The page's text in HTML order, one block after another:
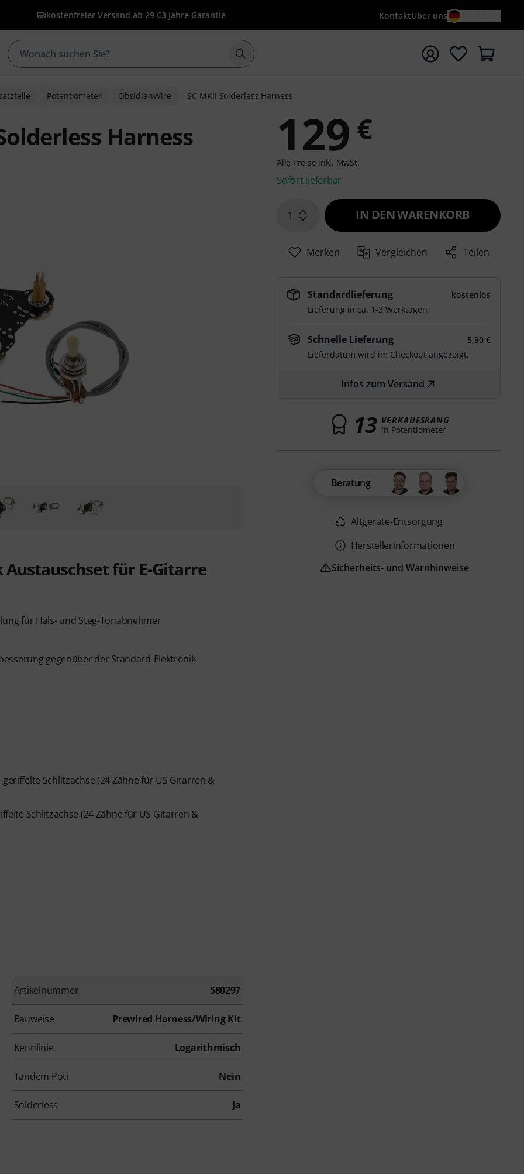
kostenfreier Versand ab 29 €3 Jahre Garantie KontaktÜber uns
Suche mit Suchwort {searchTerm} starten
Potentiometer ObsidianWire SC MKII Solderless Harness
Harness
für E-Gitarre
für Hals- und Steg-Tonabnehmer
gegenüber der Standard-Elektronik
Schlitzachse (24 Zähne für US Gitarren &
Schlitzachse (24 Zähne für US Gitarren &
Artikelnummer 580297
Bauweise Prewired Harness/Wiring Kit
Kennlinie Logarithmisch
Tandem Poti Nein
Solderless Ja
129 €
Alle Preise inkl. MwSt.
Sofort lieferbar
1 IN DEN WARENKORB
Merken Vergleichen Teilen
Standardlieferung
kostenlos
Lieferung in ca. 1-3 Werktagen
Schnelle Lieferung
5,90 €
Lieferdatum wird im Checkout angezeigt.
Infos zum Versand
13 VERKAUFSRANG
in Potentiometer
Beratung
Altgeräte-Entsorgung
Herstellerinformationen
Sicherheits- und Warnhinweise